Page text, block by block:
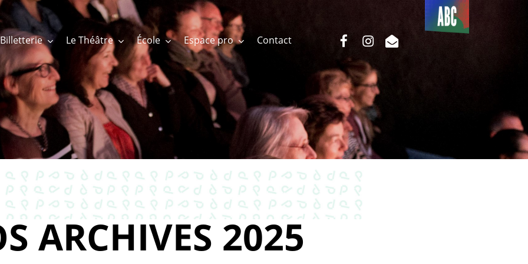
Billetterie Le Théâtre École Espace pro Contact
Du côté
de l’ABC
facebookinstagram
email
ARCHIVES 2025